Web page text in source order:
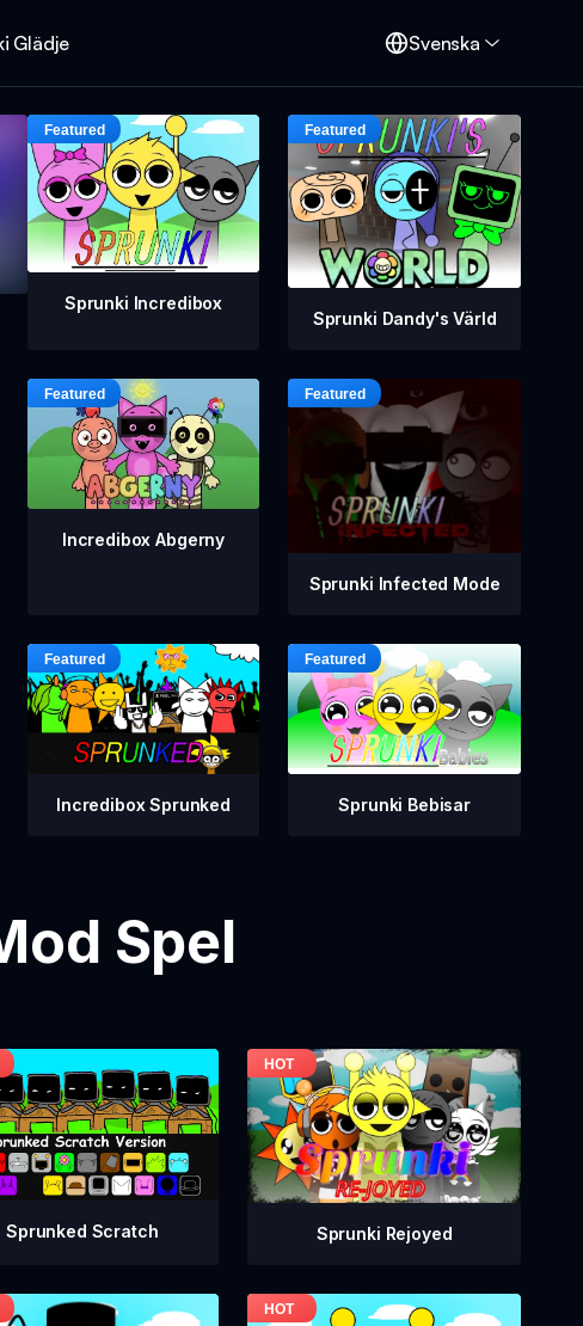
Glädje Svenska
Sprunki Incredibox
Sprunki Dandy's Värld
Incredibox Abgerny
Sprunki Infected Mode
Incredibox Sprunked Sprunki Bebisar
Spel
Sprunked Scratch Sprunki Rejoyed